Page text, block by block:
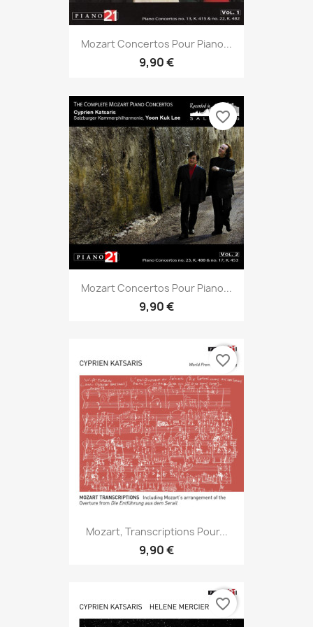
Mozart Concertos Pour Piano...
9,90 €
Mozart Concertos Pour Piano...
9,90 €
favorite_border
Mozart, Transcriptions Pour...
9,90 €
favorite_border
favorite_border